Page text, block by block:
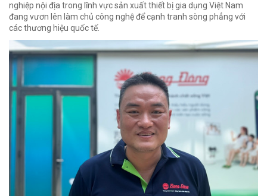
nghiệp nội địa trong lĩnh vực sản xuất thiết bị gia dụng Việt Nam
đang vươn lên làm chủ công nghệ để cạnh tranh sòng phẳng với
các thương hiệu quốc tế.